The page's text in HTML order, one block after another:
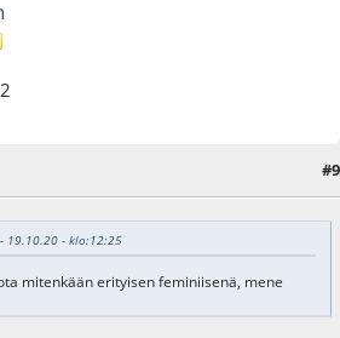
#9
19.10.20 - klo:12:25
mitenkään erityisen feminiisenä, mene